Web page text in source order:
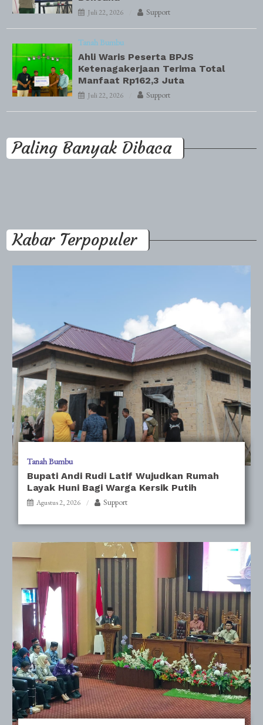
Juli 22, 2026 Support
Tanah Bumbu
Ahli Waris Peserta BPJS
Ketenagakerjaan Terima Total
Manfaat Rp162,3 Juta
Juli 22, 2026 Support
Paling Banyak Dibaca
Kabar Terpopuler
Tanah Bumbu
Bupati Andi Rudi Latif Wujudkan Rumah
Layak Huni Bagi Warga Kersik Putih
Agustus 2, 2026 Support